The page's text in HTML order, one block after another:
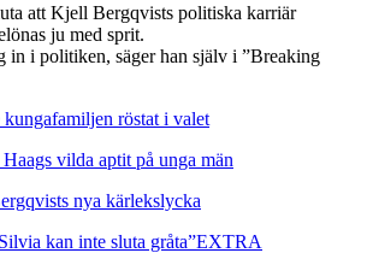
att Kjell Bergqvists politiska karriär
ju med sprit.
in i politiken, säger han själv i ”Breaking
kungafamiljen röstat i valet
vilda aptit på unga män
nya kärlekslycka
kan inte sluta gråta”EXTRA